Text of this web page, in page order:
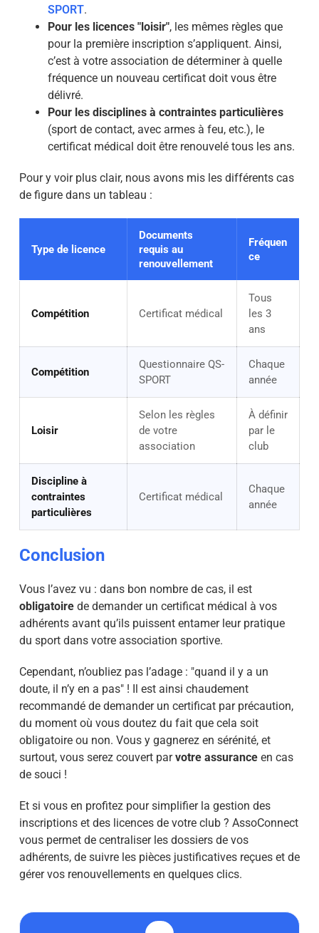
SPORT.
Pour les licences "loisir", les mêmes règles que
pour la première inscription s’appliquent. Ainsi,
c’est à votre association de déterminer à quelle
fréquence un nouveau certificat doit vous être
délivré.
Pour les disciplines à contraintes particulières
(sport de contact, avec armes à feu, etc.), le
certificat médical doit être renouvelé tous les ans.
Pour y voir plus clair, nous avons mis les différents cas
de figure dans un tableau :
Type de licence
Documents
requis au
renouvellement
Fréquen
ce
Compétition Certificat médical
Tous
les 3
ans
Compétition
Questionnaire QS-
SPORT
Chaque
année
Loisir
Selon les règles
de votre
association
À définir
par le
club
Discipline à
contraintes
particulières
Certificat médical
Chaque
année
Conclusion
Vous l’avez vu : dans bon nombre de cas, il est
obligatoirede demander un certificat médical à vos
adhérents avant qu’ils puissent entamer leur pratique
du sport dans votre association sportive.
Cependant, n’oubliez pas l’adage : "quand il y a un
doute, il n’y en a pas" ! Il est ainsi chaudement
recommandé de demander un certificat par précaution,
du moment où vous doutez du fait que cela soit
obligatoire ou non. Vous y gagnerez en sérénité, et
surtout, vous serez couvert parvotre assuranceen cas
de souci !
Et si vous en profitez pour simplifier la gestion des
inscriptions et des licences de votre club ? AssoConnect
vous permet de centraliser les dossiers de vos
adhérents, de suivre les pièces justificatives reçues et de
gérer vos renouvellements en quelques clics.